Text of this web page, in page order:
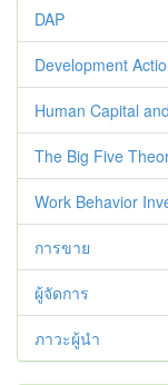
DAP
Development
Human Capital
The Big Five
Work Behavior
การขาย
ผู้จัดการ
ภาวะผู้นำ